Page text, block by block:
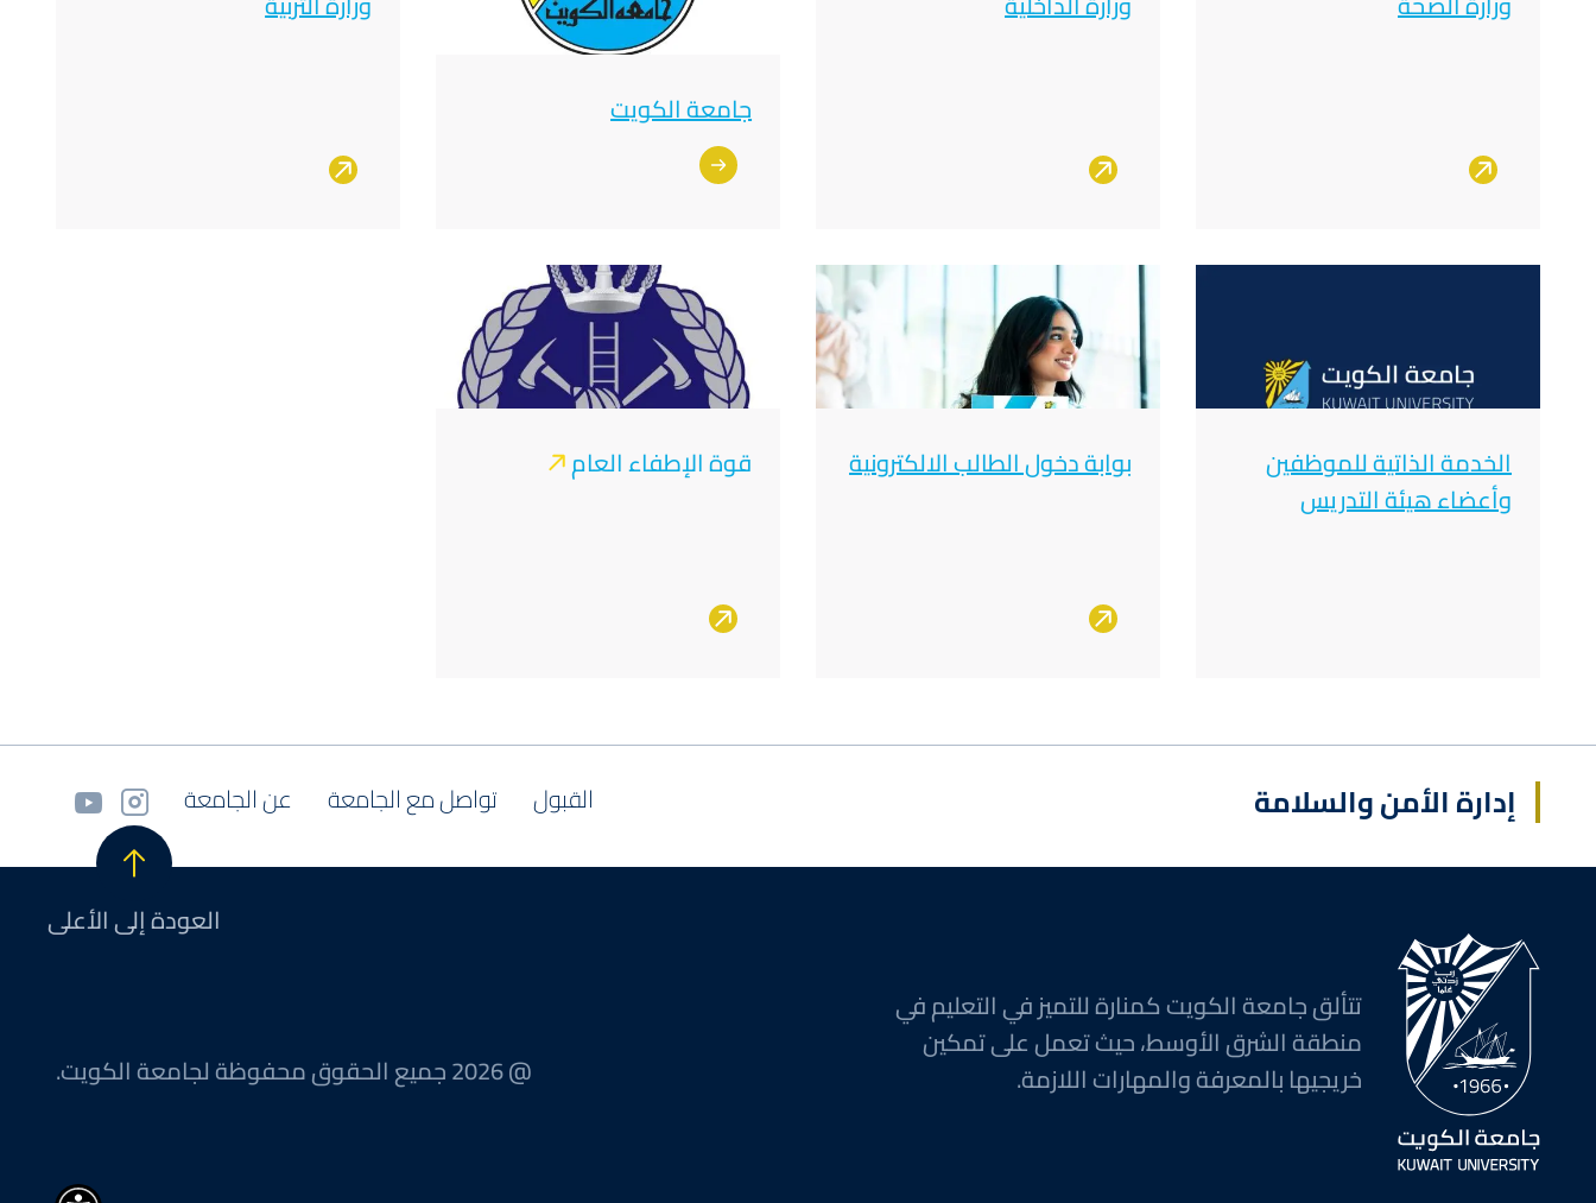
جامعة الكويت
الخدمة الذاتية للموظفين
وأعضاء هيئة التدريس
صورة
بوابة دخول الطالب الالكترونية قوة الإطفاء العام
إدارة الأمن والسلامة القبول تواصل مع الجامعة عن الجامعة
العودة إلى الأعلى
تتألق جامعة الكويت كمنارة للتميز في التعليم في
منطقة الشرق الأوسط، حيث تعمل على تمكين
خريجيها بالمعرفة والمهارات اللازمة.
@ 2026 جميع الحقوق محفوظة لجامعة الكويت.